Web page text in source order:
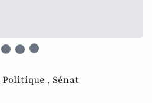
Politique , Sénat